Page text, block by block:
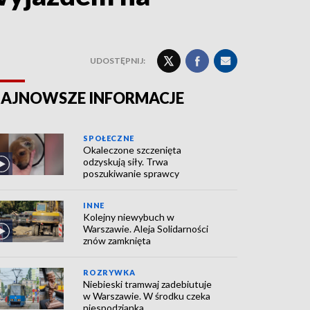
UDOSTĘPNIJ:
INFORMACJE
SPOŁECZNE
Okaleczone szczenięta
odzyskują siły. Trwa
poszukiwanie sprawcy
INNE
Kolejny niewybuch w
Warszawie. Aleja Solidarności
znów zamknięta
ROZRYWKA
Niebieski tramwaj zadebiutuje
w Warszawie. W środku czeka
niespodzianka